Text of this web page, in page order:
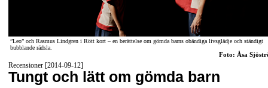
”Leo” och Rasmus Lindgren i Rött kort – en berättelse om gömda barns obändiga livsglädje och ständigt
bubblande rädsla.
Foto: Åsa
Recensioner [2014-09-12]
Tungt och lätt om gömda barn